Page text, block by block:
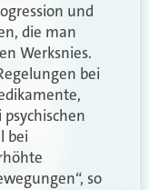
und
die man
Werksnies.
bei
bei
so